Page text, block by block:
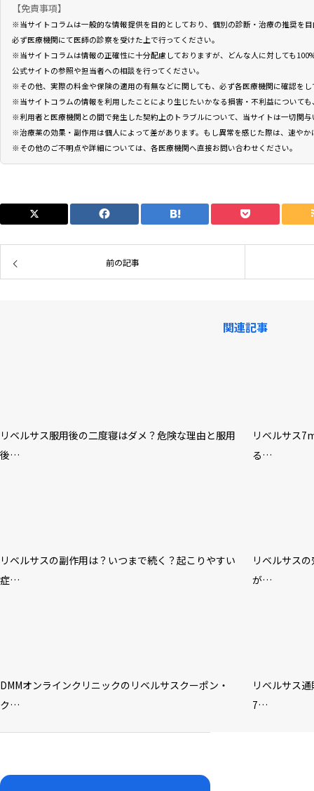
【免責事項】
※当サイトコラムは一般的な情報提供を目的としており、個別の診断・治療の推奨を
必ず医療機関にて医師の診察を受けた上で行ってください。
※当サイトコラムは情報の正確性に十分配慮しておりますが、どんな人に対しても
公式サイトの参照や担当者への相談を行ってください。
※その他、実際の料金や保険の適用の有無などに関しても、必ず各医療機関に確認を
※当サイトコラムの情報を利用したことにより生じたいかなる損害・不利益について
※利用者と医療機関との間で発生した契約上のトラブルについて、当サイトは一切関
※治療薬の効果・副作用は個人によって差があります。もし異常を感じた際は、速や
※その他のご不明点や詳細については、各医療機関へ直接お問い合わせください。
前の記事
関連記事
リベルサス服用後の二度寝はダメ？危険な理由と服用
後…
リベルサス
る…
リベルサスの副作用は？いつまで続く？起こりやすい
症…
リベルサス
が…
DMMオンラインクリニックのリベルサスクーポン・
ク…
リベルサス
7…